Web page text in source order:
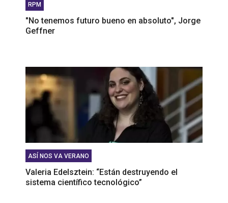
RPM
"No tenemos futuro bueno en absoluto", Jorge
Geffner
ASÍ NOS VA VERANO
Valeria Edelsztein: “Están destruyendo el
sistema científico tecnológico”